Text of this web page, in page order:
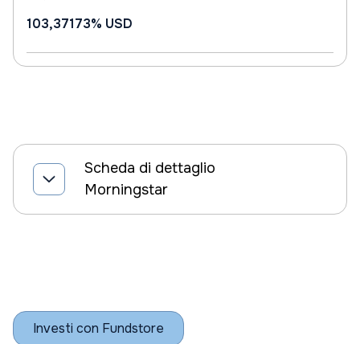
103,37173% USD
Scheda di dettaglio
Morningstar
Investi con Fundstore